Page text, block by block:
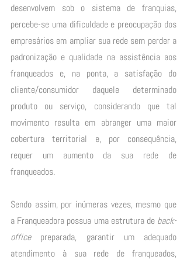
desenvolvem sob o sistema de franquias,
percebe-se uma dificuldade e preocupação dos
empresários em ampliar sua rede sem perder a
padronização e qualidade na assistência aos
franqueados e, na ponta, a satisfação do
cliente/consumidor daquele determinado
produto ou serviço, considerando que tal
movimento resulta em abranger uma maior
cobertura territorial e, por consequência,
requer um aumento da sua rede de
franqueados.
Sendo assim, por inúmeras vezes, mesmo que
a Franqueadora possua uma estrutura de back-
office preparada, garantir um adequado
atendimento à sua rede de franqueados,